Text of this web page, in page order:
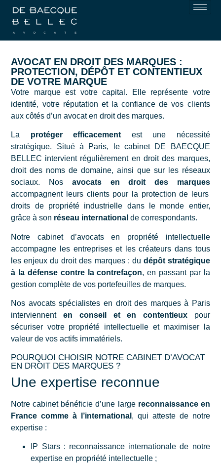
AVOCAT EN DROIT DES MARQUES :
PROTECTION, DÉPÔT ET CONTENTIEUX
DE VOTRE MARQUE
Votre marque est votre capital. Elle représente votre
identité, votre réputation et la confiance de vos clients
aux côtés d’un avocat en droit des marques.
La protéger efficacement est une nécessité
stratégique. Situé à Paris, le cabinet DE BAECQUE
BELLEC intervient régulièrement en droit des marques,
droit des noms de domaine, ainsi que sur les réseaux
sociaux. Nos avocats en droit des marques
accompagnent leurs clients pour la protection de leurs
droits de propriété industrielle dans le monde entier,
grâce à son réseau international de correspondants.
Notre cabinet d’avocats en propriété intellectuelle
accompagne les entreprises et les créateurs dans tous
les enjeux du droit des marques : du dépôt stratégique
à la défense contre la contrefaçon, en passant par la
gestion complète de vos portefeuilles de marques.
Nos avocats spécialistes en droit des marques à Paris
interviennenten conseil et en contentieuxpour
sécuriser votre propriété intellectuelle et maximiser la
valeur de vos actifs immatériels.
POURQUOI CHOISIR NOTRE CABINET D’AVOCAT
EN DROIT DES MARQUES ?
Une expertise reconnue
Notre cabinet bénéficie d’une large reconnaissance en
France comme à l’international , qui atteste de notre
expertise :
IP Stars : reconnaissance internationale de notre
expertise en propriété intellectuelle ;